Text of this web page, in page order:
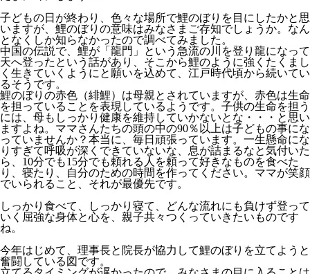
子どもの日が終わり、色々な場所で鯉のぼりを目にしたかと思
いますが、鯉のぼりの意味はみなさまご存知でしょうか。なん
となくしか知らなかったので調べてみました。
中国の伝説で、鯉が「龍門」という急流の川を登り龍になって
天へ登ったという話があり、そこから鯉のように強くたくまし
く生きていくようにと願いを込めて、江戸時代頃から続いてい
るそうです。
鯉のぼりの赤色（緋鯉）は母親とされていますが、赤色は生命
を担っていることを表現しているようです。子供の生命を担う
には、母もしっかり健康を維持していかないとな・・・と思い
ますよね。ママさんたちの頭の中の90％以上は子どもの事にな
っていませんか？本当に、毎日頑張っています。一生懸命にな
りすぎて呼吸が深くできていないな、息が詰まるなと気付いた
ら、10分でも15分でも頼れる人を頼って好きなものを食べた
り、寝たり、自分のための時間を作ってください。ママが笑顔
でいられること、それが最優先です。
しっかり食べて、しっかり寝て、どんな流れにも負けず登って
いく屈強な身体と心を、親子共々つくっていきたいものです
ね。
今年はじめて、理事長と院長が協力して鯉のぼりを立てようと
奮闘している図です。